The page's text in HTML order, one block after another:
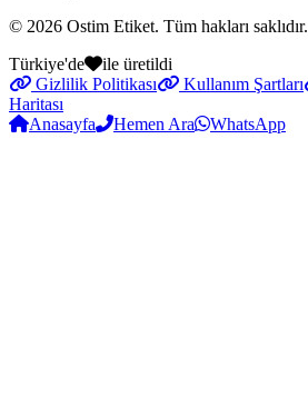
© 2026 Ostim Etiket. Tüm hakları saklıdır.
Türkiye'de
ile üretildi
Gizlilik Politikası
Kullanım Şartları
Haritası
Anasayfa
Hemen Ara WhatsApp